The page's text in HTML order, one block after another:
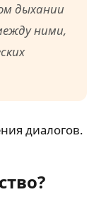
дыхании
ними,
диалогов.